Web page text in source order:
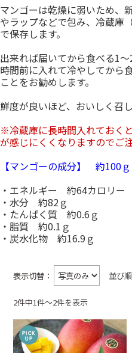
マンゴーは乾燥に弱いため、
やラップなどで包み、冷蔵庫（
で保存します。
出来れば届いてから食べる1〜
時間前に入れて冷やしてから
ことをお勧めします。
鮮度が良いほど、おいしく召
※冷蔵庫に長時間入れておく
が感じにくくなりますのでご
【マンゴーの成分】 約100ｇ
・エネルギー 約64カロリー
・水分 約82ｇ
・たんぱく質 約0.6ｇ
・脂質 約0.1ｇ
・炭水化物 約16.9ｇ
表示切替： 並び順
2件中1件〜2件を表示